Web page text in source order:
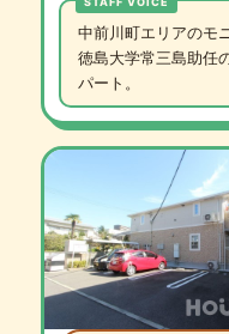
中前川町エリアのモ
徳島大学常三島助任
パート。